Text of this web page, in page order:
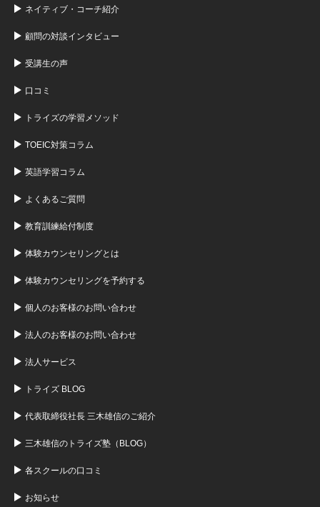
ネイティブ・コーチ紹介
顧問の対談インタビュー
受講生の声
口コミ
トライズの学習メソッド
TOEIC対策コラム
英語学習コラム
よくあるご質問
教育訓練給付制度
体験カウンセリングとは
体験カウンセリングを予約する
個人のお客様のお問い合わせ
法人のお客様のお問い合わせ
法人サービス
トライズ BLOG
代表取締役社長 三木雄信のご紹介
三木雄信のトライズ塾（BLOG）
各スクールの口コミ
お知らせ